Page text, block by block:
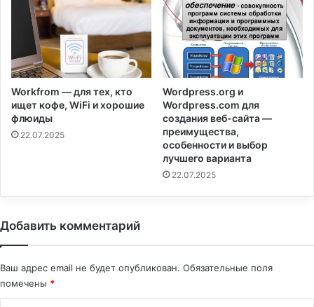
Workfrom — для тех, кто
ищет кофе, WiFi и хорошие
флюиды
22.07.2025
Wordpress.org и
Wordpress.com для
создания веб-сайта —
преимущества,
особенности и выбор
лучшего варианта
22.07.2025
Добавить комментарий
Ваш адрес email не будет опубликован. Обязательные поля
помечены *